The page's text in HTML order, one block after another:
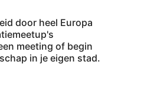
door heel Europa
meeting of begin
in je eigen stad.